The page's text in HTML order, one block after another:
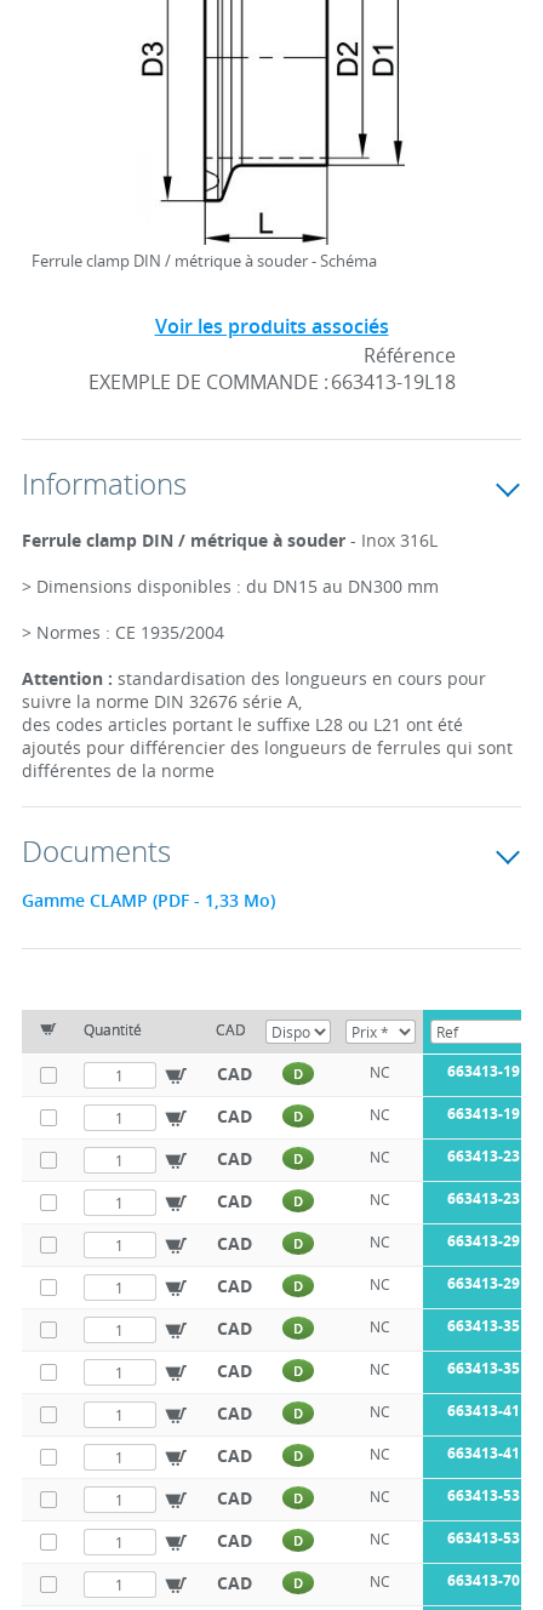
Ferrule clamp DIN / métrique à souder - Schéma
Voir les produits associés
EXEMPLE DE COMMANDE :
Référence
663413-19L18
Informations
Ferrule clamp DIN / métrique à souder- Inox 316L
> Dimensions disponibles : du DN15 au DN300 mm
> Normes : CE 1935/2004
Attention : standardisation des longueurs en cours pour
suivre la norme DIN 32676 série A,
des codes articles portant le suffixe L28 ou L21 ont été
ajoutés pour différencier des longueurs de ferrules qui sont
différentes de la norme
Documents
Gamme CLAMP (PDF - 1,33 Mo)
Quantité CAD
CAD D NC 663413-
CAD D NC 663413-
CAD D NC 663413-
CAD D NC 663413-
CAD D NC 663413-
CAD D NC 663413-
CAD D NC 663413-
CAD D NC 663413-
CAD D NC 663413-
CAD D NC 663413-
CAD D NC 663413-
CAD D NC 663413-
CAD D NC 663413-